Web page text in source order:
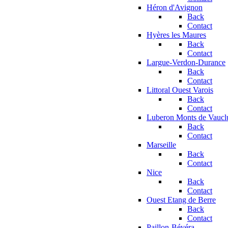
Héron d'Avignon
Back
Contact
Hyères les Maures
Back
Contact
Largue-Verdon-Durance
Back
Contact
Littoral Ouest Varois
Back
Contact
Luberon Monts de
Back
Contact
Marseille
Back
Contact
Nice
Back
Contact
Ouest Etang de Berre
Back
Contact